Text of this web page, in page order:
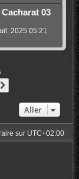
03
2025 05:21
Aller
sur UTC+02:00